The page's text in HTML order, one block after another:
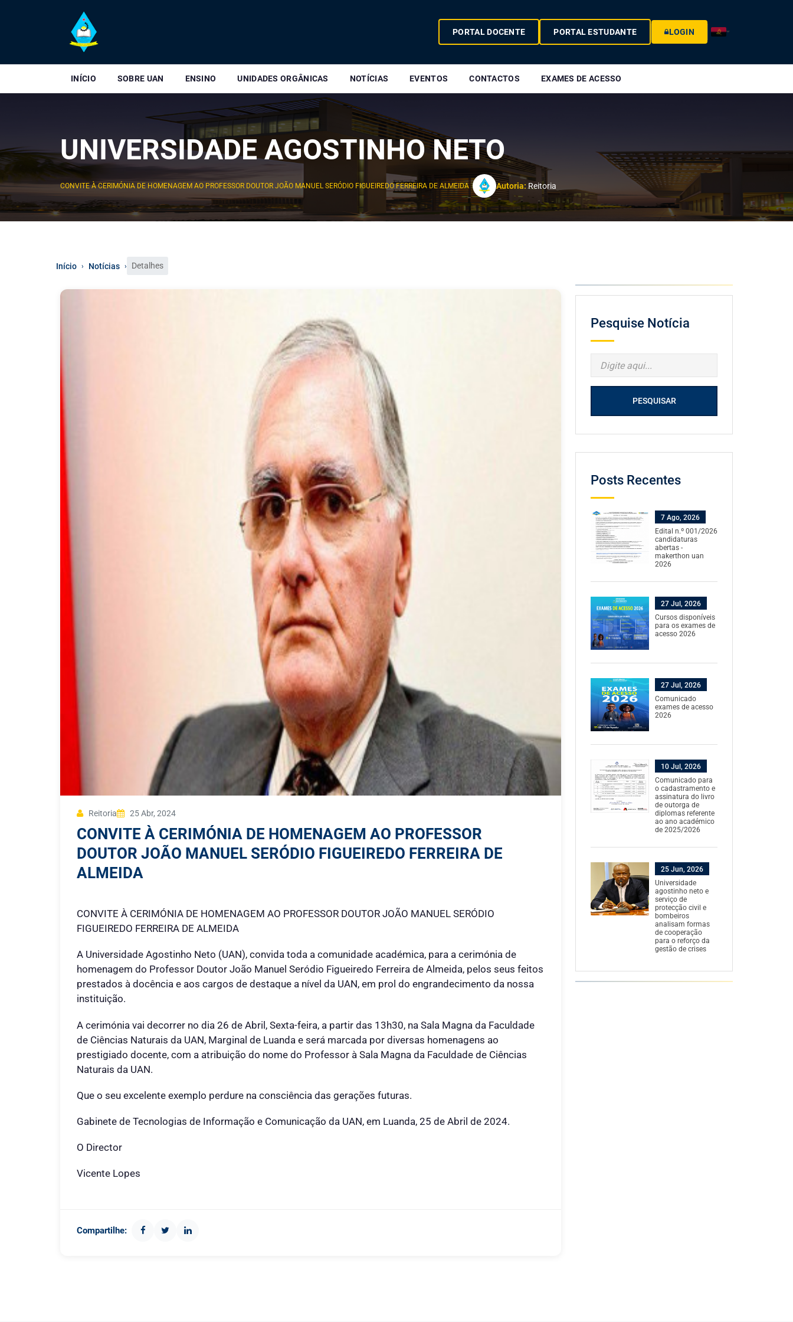
PORTAL DOCENTE PORTAL ESTUDANTE LOGIN
INÍCIO SOBRE UAN ENSINO UNIDADES ORGÂNICAS NOTÍCIAS EVENTOS CONTACTOS EXAMES DE ACESSO
UNIVERSIDADE AGOSTINHO NETO
CONVITE À CERIMÓNIA DE HOMENAGEM AO PROFESSOR DOUTOR JOÃO MANUEL SERÓDIO FIGUEIREDO FERREIRA DE ALMEIDA Autoria:Reitoria
Início › Notícias › Detalhes
Reitoria 25 Abr, 2024
CONVITE À CERIMÓNIA DE HOMENAGEM AO PROFESSOR
DOUTOR JOÃO MANUEL SERÓDIO FIGUEIREDO FERREIRA DE
ALMEIDA
CONVITE À CERIMÓNIA DE HOMENAGEM AO PROFESSOR DOUTOR JOÃO MANUEL SERÓDIO
FIGUEIREDO FERREIRA DE ALMEIDA
A Universidade Agostinho Neto (UAN), convida toda a comunidade académica, para a cerimónia de
homenagem do Professor Doutor João Manuel Seródio Figueiredo Ferreira de Almeida, pelos seus feitos
prestados à docência e aos cargos de destaque a nível da UAN, em prol do engrandecimento da nossa
instituição.
A cerimónia vai decorrer no dia 26 de Abril, Sexta-feira, a partir das 13h30, na Sala Magna da Faculdade
de Ciências Naturais da UAN, Marginal de Luanda e será marcada por diversas homenagens ao
prestigiado docente, com a atribuição do nome do Professor à Sala Magna da Faculdade de Ciências
Naturais da UAN.
Que o seu excelente exemplo perdure na consciência das gerações futuras.
Gabinete de Tecnologias de Informação e Comunicação da UAN, em Luanda, 25 de Abril de 2024.
O Director
Vicente Lopes
Compartilhe:
Pesquise Notícia
PESQUISAR
Posts Recentes
7 Ago, 2026
Edital n.º 001/2026
candidaturas
abertas -
makerthon uan
2026
27 Jul, 2026
Cursos disponíveis
para os exames de
acesso 2026
27 Jul, 2026
Comunicado
exames de acesso
2026
10 Jul, 2026
Comunicado para
o cadastramento e
assinatura do livro
de outorga de
diplomas referente
ao ano académico
de 2025/2026
25 Jun, 2026
Universidade
agostinho neto e
serviço de
protecção civil e
bombeiros
analisam formas
de cooperação
para o reforço da
gestão de crises